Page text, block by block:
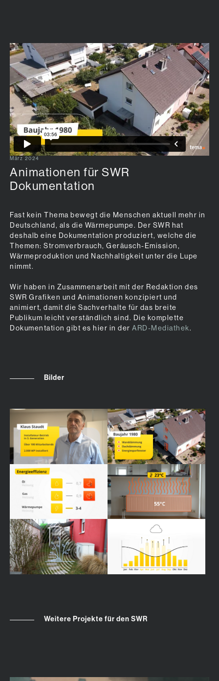
März 2024
Animationen für SWR
Dokumentation
Fast kein Thema bewegt die Menschen aktuell mehr in
Deutschland, als die Wärmepumpe. Der SWR hat
deshalb eine Dokumentation produziert, welche die
Themen: Stromverbrauch, Geräusch-Emission,
Wärmeproduktion und Nachhaltigkeit unter die Lupe
nimmt.
Wir haben in Zusammenarbeit mit der Redaktion des
SWR Grafiken und Animationen konzipiert und
animiert, damit die Sachverhalte für das breite
Publikum leicht verständlich sind. Die komplette
Dokumentation gibt es hier in der ARD-Mediathek.
Bilder
Weitere Projekte für den SWR